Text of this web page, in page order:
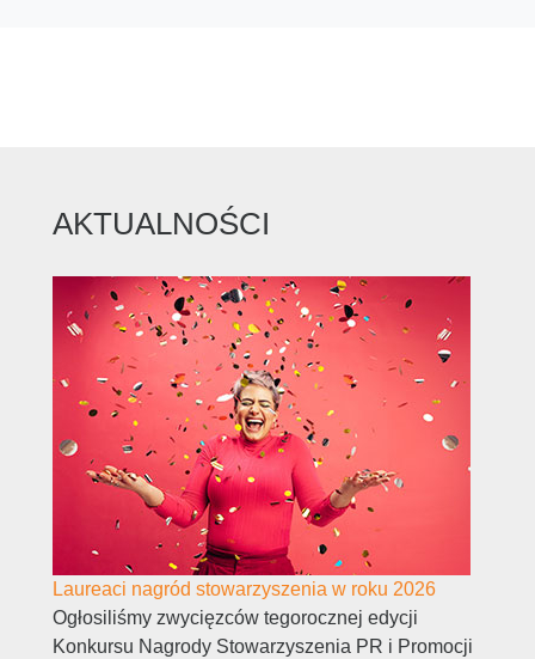
AKTUALNOŚCI
Laureaci nagród stowarzyszenia w roku 2026
Ogłosiliśmy zwycięzców tegorocznej edycji
Konkursu Nagrody Stowarzyszenia PR i Promocji